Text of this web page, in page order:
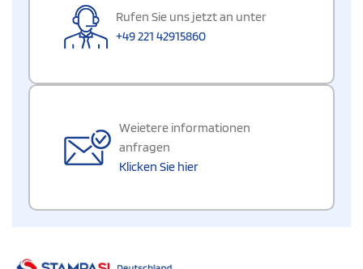
Rufen Sie uns jetzt an unter
+49 221 42915860
Weietere informationen
anfragen
Klicken Sie hier